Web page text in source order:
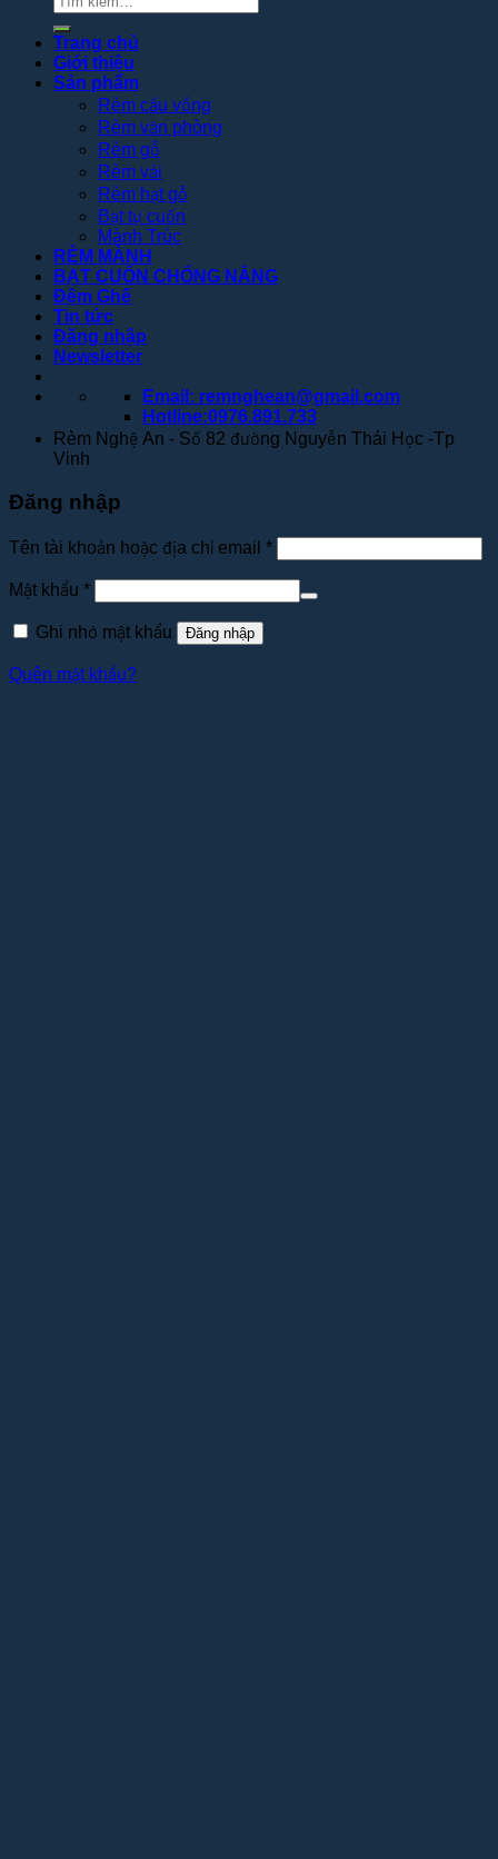
Trang chủ
Giới thiệu
Sản phẩm
Rèm cầu vồng
Rèm văn phòng
Rèm gỗ
Rèm vải
Rèm hạt gỗ
Bạt tự cuốn
Mành Trúc
RÈM MÀNH
BẠT CUỐN CHỐNG NẮNG
Đệm Ghế
Tin tức
Đăng nhập
Newsletter
Email: remnghean@gmail.com
Hotline:0976.891.733
Rèm Nghệ An - Số 82 đường Nguyễn Thái Học -Tp
Vinh
Đăng nhập
Tên tài khoản hoặc địa chỉ email *
Mật khẩu *
Ghi nhớ mật khẩu Đăng nhập
Quên mật khẩu?